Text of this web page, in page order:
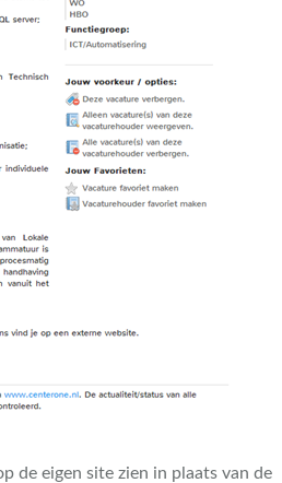
de eigen site zien in plaats van de